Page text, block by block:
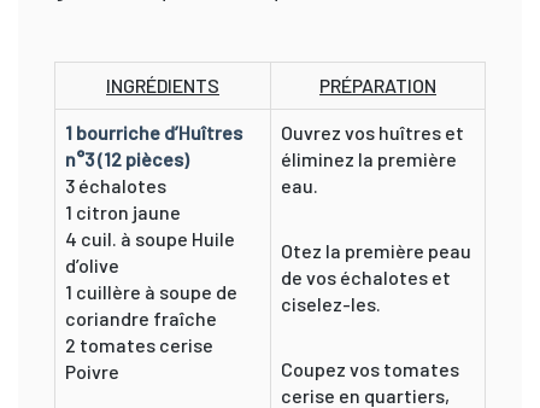
INGRÉDIENTS PRÉPARATION
1 bourriche d’Huîtres
n°3 (12 pièces)
3 échalotes
1 citron jaune
4 cuil. à soupe Huile
d’olive
1 cuillère à soupe de
coriandre fraîche
2 tomates cerise
Poivre
Ouvrez vos huîtres et
éliminez la première
eau.
Otez la première peau
de vos échalotes et
ciselez-les.
Coupez vos tomates
cerise en quartiers,